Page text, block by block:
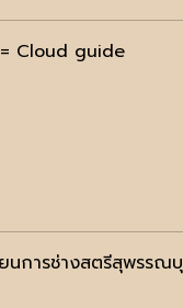
= Cloud guide
นการช่างสตรีสุพรรณ